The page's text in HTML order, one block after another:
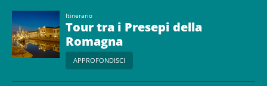
Itinerario
Tour tra i Presepi della
Romagna
APPROFONDISCI